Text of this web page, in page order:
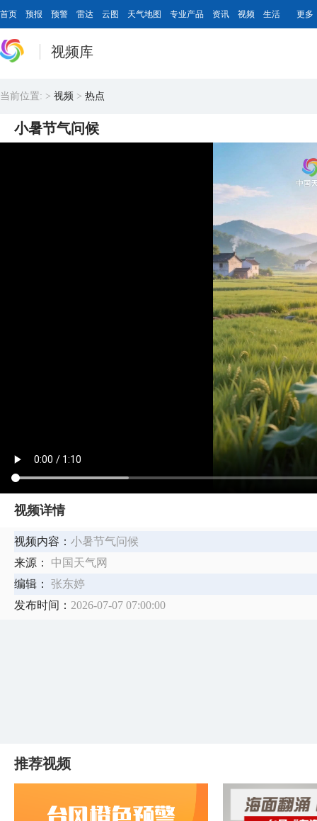
首页 预报 预警 雷达 云图 天气地图 专业产品 资讯 视频 生活 更多
视频库
当前位置: > 视频 > 热点
小暑节气问候
视频详情
视频内容： 小暑节气问候
来源：
中国天气网
编辑：
张东婷
发布时间： 2026-07-07 07:00:00
推荐视频